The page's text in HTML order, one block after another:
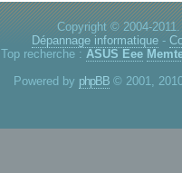
Copyright © 2004-
Dépannage informatique -
Top recherche : ASUS Eee
Powered by phpBB © 2001,